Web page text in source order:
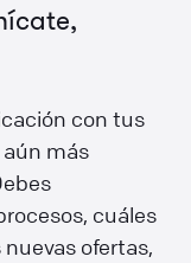
con tus
más
cuáles
ofertas,